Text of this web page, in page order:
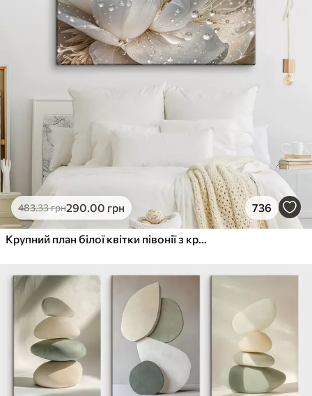
483.33грн290.00 грн 736
Крупний план білої квітки півонії з крапельками води на пелюстках на розмитому фоні